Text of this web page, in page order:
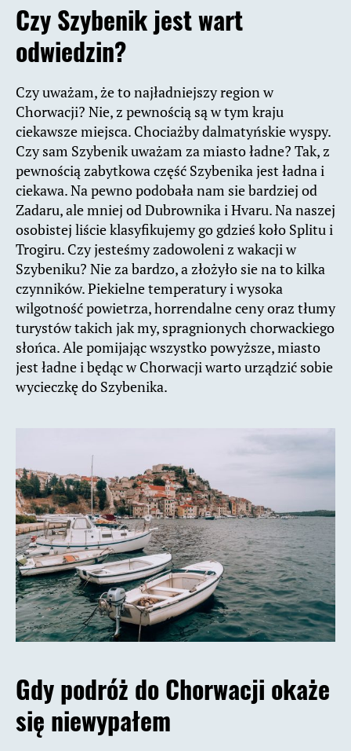
Czy Szybenik jest wart
odwiedzin?
Czy uważam, że to najładniejszy region w
Chorwacji? Nie, z pewnością są w tym kraju
ciekawsze miejsca. Chociażby dalmatyńskie wyspy.
Czy sam Szybenik uważam za miasto ładne? Tak, z
pewnością zabytkowa część Szybenika jest ładna i
ciekawa. Na pewno podobała nam sie bardziej od
Zadaru, ale mniej od Dubrownika i Hvaru. Na naszej
osobistej liście klasyfikujemy go gdzieś koło Splitu i
Trogiru. Czy jesteśmy zadowoleni z wakacji w
Szybeniku? Nie za bardzo, a złożyło sie na to kilka
czynników. Piekielne temperatury i wysoka
wilgotność powietrza, horrendalne ceny oraz tłumy
turystów takich jak my, spragnionych chorwackiego
słońca. Ale pomijając wszystko powyższe, miasto
jest ładne i będąc w Chorwacji warto urządzić sobie
wycieczkę do Szybenika.
Gdy podróż do Chorwacji okaże
się niewypałem